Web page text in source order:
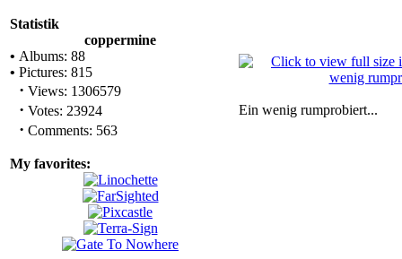
Statistik
coppermine
• Albums: 88
• Pictures: 815
· Views: 1306579
· Votes: 23924
· Comments: 563
My favorites:
Ein wenig rumprobiert...